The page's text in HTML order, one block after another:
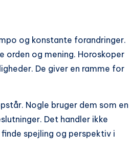
og konstante forandringer.
orden og mening. Horoskoper
De giver en ramme for
Nogle bruger dem som en
Det handler ikke
spejling og perspektiv i